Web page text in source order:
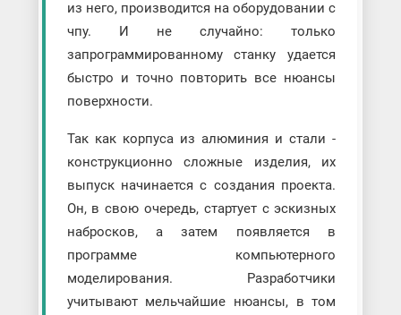
из него, производится на оборудовании с
чпу. И не случайно: только
запрограммированному станку удается
быстро и точно повторить все нюансы
поверхности.
Так как корпуса из алюминия и стали -
конструкционно сложные изделия, их
выпуск начинается с создания проекта.
Он, в свою очередь, стартует с эскизных
набросков, а затем появляется в
программе компьютерного
моделирования. Разработчики
учитывают мельчайшие нюансы, в том